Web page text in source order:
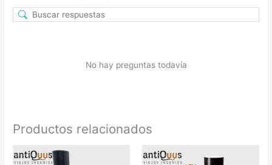
No hay preguntas todavía
Productos relacionados